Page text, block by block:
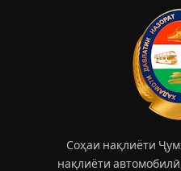
Соҳаи нақлиёти
нақлиёти